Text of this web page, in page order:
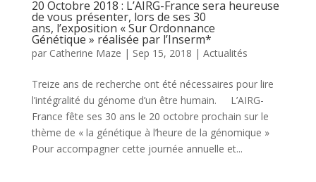
20 Octobre 2018 : L’AIRG-France sera heureuse
de vous présenter, lors de ses 30
ans, l’exposition « Sur Ordonnance
Génétique » réalisée par l’Inserm*
par Catherine Maze | Sep 15, 2018 | Actualités
Treize ans de recherche ont été nécessaires pour lire
l’intégralité du génome d’un être humain. L’AIRG-
France fête ses 30 ans le 20 octobre prochain sur le
thème de « la génétique à l’heure de la génomique »
Pour accompagner cette journée annuelle et...